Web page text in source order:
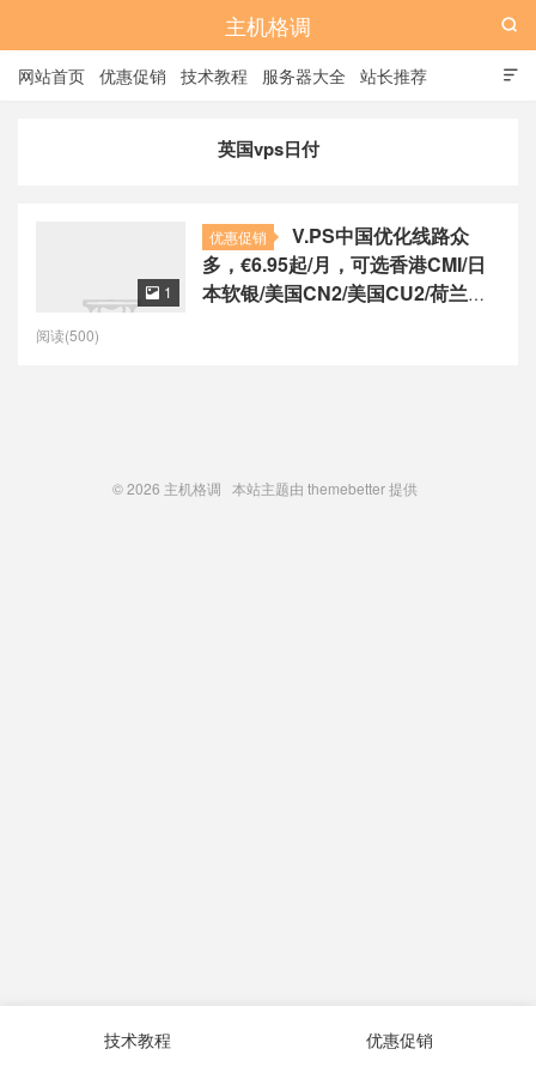
主机格调

网站首页 优惠促销 技术教程 服务器大全 站长推荐

英国vps日付
优惠促销
V.PS中国优化线路众
多，€6.95起/月，可选香港CMI/日
本软银/美国CN2/美国CU2/荷兰
 1
阅读(500)
© 2026 主机格调 本站主题由 themebetter提供
技术教程 优惠促销